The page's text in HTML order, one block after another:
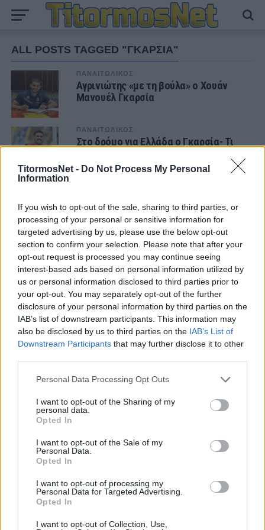
TitormosNet - Do Not Process My Personal
Information
If you wish to opt-out of the sale, sharing to third parties, or
processing of your personal or sensitive information for
targeted advertising by us, please use the below opt-out
section to confirm your selection. Please note that after your
opt-out request is processed you may continue seeing
interest-based ads based on personal information utilized by
us or personal information disclosed to third parties prior to
your opt-out. You may separately opt-out of the further
disclosure of your personal information by third parties on the
IAB’s list of downstream participants. This information may
also be disclosed by us to third parties on the IAB’s List of
Downstream Participants that may further disclose it to other
Personal Data Processing Opt Outs
I want to opt-out of the Sharing of my
personal data.
Opted In
I want to opt-out of the Sale of my
Personal Data.
Opted In
I want to opt-out of processing my
Personal Data for Targeted Advertising.
Opted In
I want to opt-out of Collection, Use,
ALL POSTS TAGGED "ΓΚΑΡΣΙΑ"
ΠΑΝΑΙΤΩΛΙΚΟΣ
Αγρινιώτης «με τη βούλα» ο Χουάν
Μανουέλ Γκαρσία
ΠΑΝΑΙΤΩΛΙΚΟΣ
Στο δρόμο για Ελλάδα ο Γκαρσία- Τι
Μανουέλ Γκαρσία
ΝΕΑ
Ήττα για την Κ19 στην Κορυτσά-
Εξαιρετική η φιλοξενία των Αλβανών
ΠΑΝΑΙΤΩΛΙΚΟΣ
ΕΙΔΗΣΕΙΣ
Αλλάζει όνομα ο Βόλος
Ο υπέροχος Μάρβελους Νακάμπα